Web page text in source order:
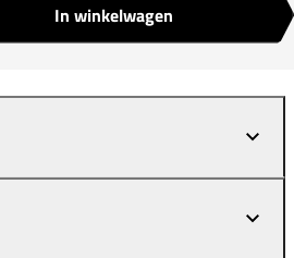
In winkelwagen